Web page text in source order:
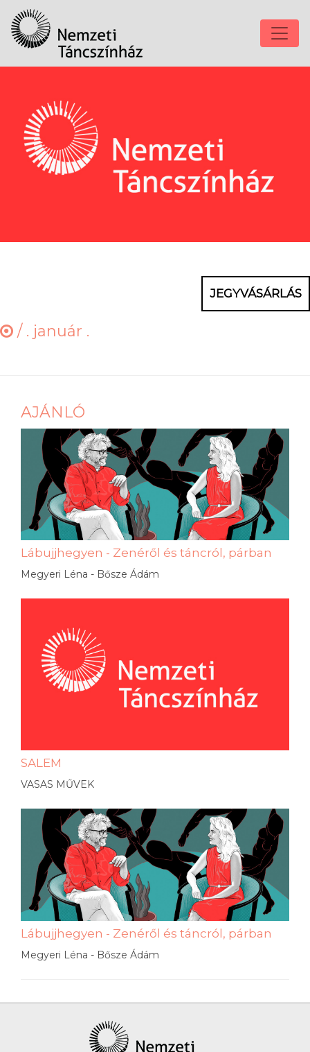
JEGYVÁSÁRLÁS
/ . január .
AJÁNLÓ
Lábujjhegyen - Zenéről és táncról, párban
Megyeri Léna - Bősze Ádám
SALEM
VASAS MŰVEK
Lábujjhegyen - Zenéről és táncról, párban
Megyeri Léna - Bősze Ádám